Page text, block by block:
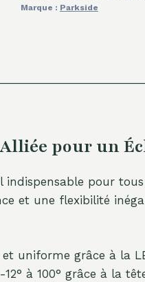
Marque : Parkside
Alliée pour un
indispensable pour tous
et une flexibilité
uniforme grâce à la
à 100° grâce à la